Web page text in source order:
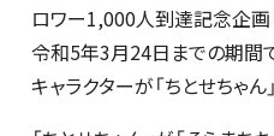
ロワー1,000人到達記念企画
令和5年3月24日までの期間
キャラクターが「ちとせちゃん